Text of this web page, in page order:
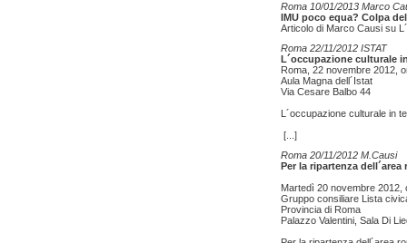
Roma 10/01/2013 Marco
IMU poco equa? Colpa
Articolo di Marco Causi su
Roma 22/11/2012 ISTAT
L´occupazione culturale
Roma, 22 novembre 2012,
Aula Magna dell´Istat
Via Cesare Balbo 44
L´occupazione culturale in
[...]
Roma 20/11/2012 M.Causi
Per la ripartenza
Martedì 20 novembre 2012,
Gruppo consiliare Lista
Provincia di Roma
Palazzo Valentini, Sala Di